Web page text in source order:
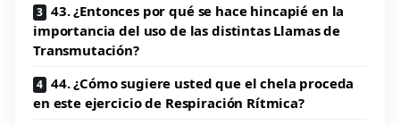
43. ¿Entonces por qué se hace hincapié en la
importancia del uso de las distintas Llamas de
Transmutación?
44. ¿Cómo sugiere usted que el chela proceda
en este ejercicio de Respiración Rítmica?